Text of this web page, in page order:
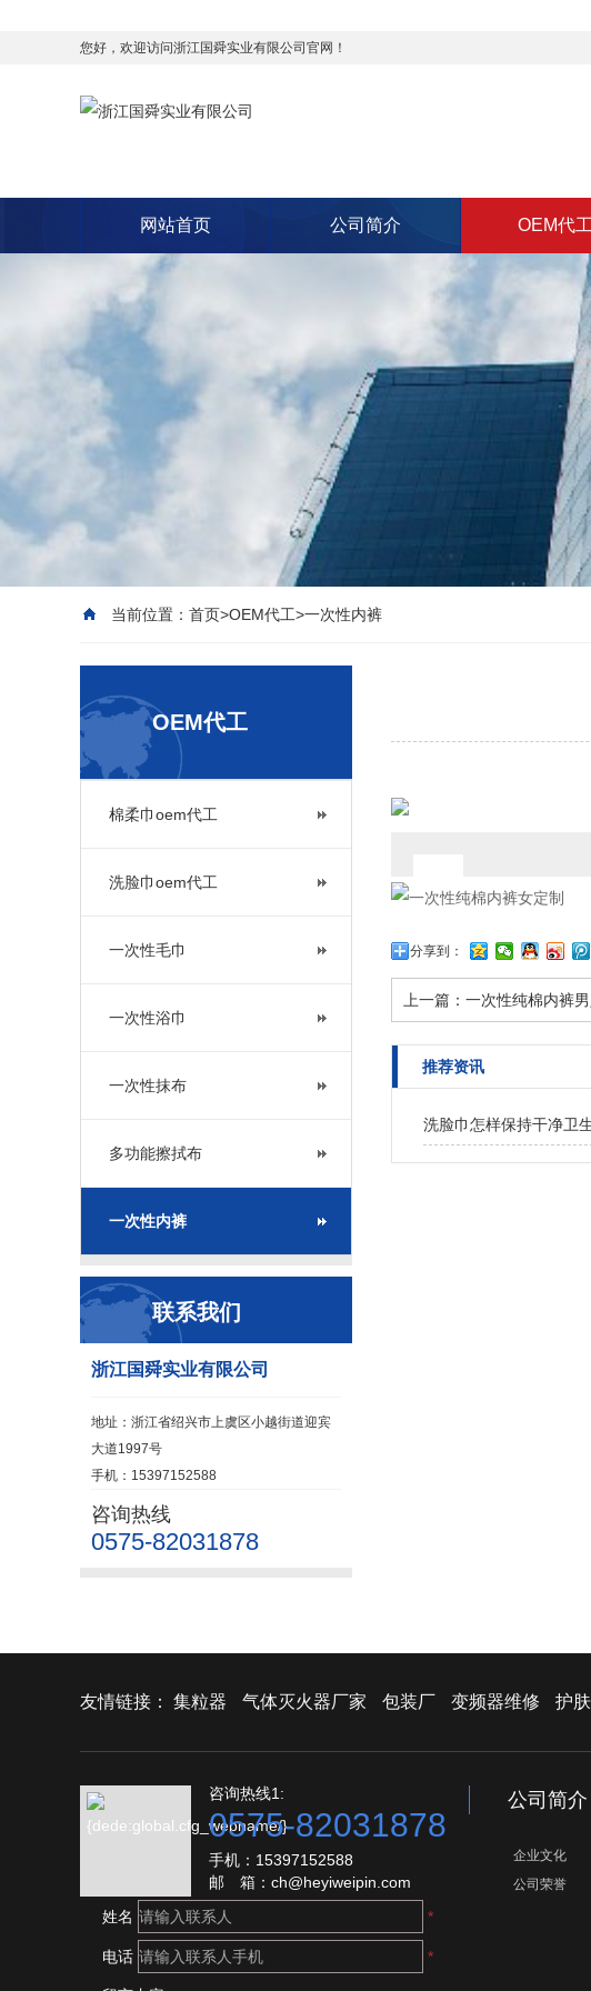
您好，欢迎访问‌浙江国舜实业有限公司官网！
网站首页 公司简介 OEM代工
当前位置： 首页>OEM代工>一次性内裤
OEM代工
棉柔巾oem代工
洗脸巾oem代工
一次性毛巾
一次性浴巾
一次性抹布
多功能擦拭布
一次性内裤
联系我们
‌浙江国舜实业有限公司
地址：浙江省绍兴市上虞区小越街道迎宾
大道1997号
手机：15397152588
咨询热线
0575-82031878
分享到：
上一篇： 一次性纯棉内裤男
推荐资讯
洗脸巾怎样保持干净卫
友情链接： 集粒器 气体灭火器厂家 包装厂 变频器维修 护
咨询热线1:
0575-82031878
手机：15397152588
邮 箱：ch@heyiweipin.com
姓名
*
电话 *
公司简介
企业文化
公司荣誉